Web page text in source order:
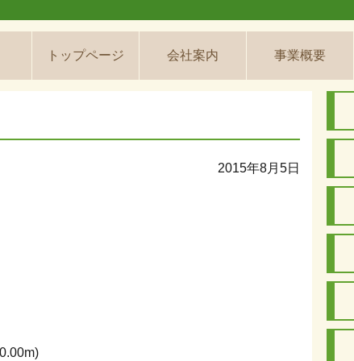
トップページ 会社案内 事業概要
2015年8月5日